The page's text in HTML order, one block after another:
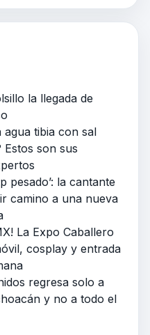
la llegada de
agua tibia con sal
son sus
pesado’: la cantante
camino a una nueva
La Expo Caballero
cosplay y entrada
regresa solo a
y no a todo el